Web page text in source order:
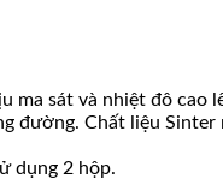
sát và nhiệt đô cao
Chất liệu
dụng 2 hộp.